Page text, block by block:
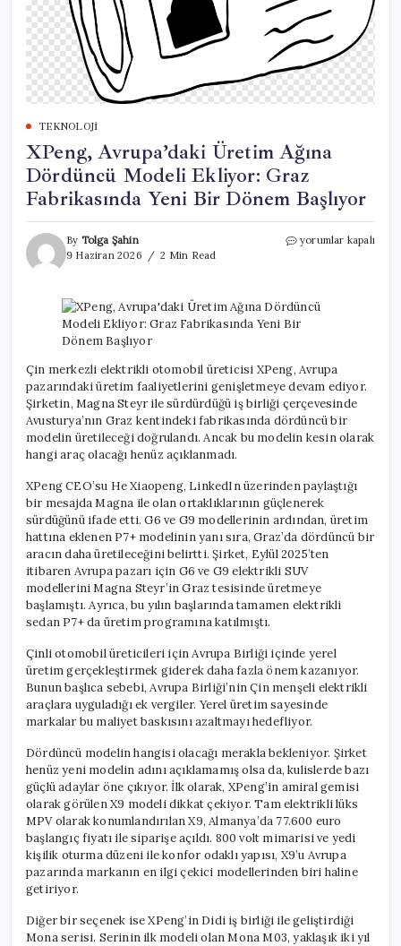
TEKNOLOJI
XPeng, Avrupa’daki Üretim Ağına
Dördüncü Modeli Ekliyor: Graz
Fabrikasında Yeni Bir Dönem Başlıyor
By Tolga Şahin
9 Haziran 2026
2 Min Read
XPeng,
Dördüncü
Yeni
Bir
Dönem
Başlıyor
için
yorumlar kapalı
Çin merkezli elektrikli otomobil üreticisi XPeng, Avrupa
pazarındaki üretim faaliyetlerini genişletmeye devam ediyor.
Şirketin, Magna Steyr ile sürdürdüğü iş birliği çerçevesinde
Avusturya’nın Graz kentindeki fabrikasında dördüncü bir
modelin üretileceği doğrulandı. Ancak bu modelin kesin olarak
hangi araç olacağı henüz açıklanmadı.
XPeng CEO’su He Xiaopeng, LinkedIn üzerinden paylaştığı
bir mesajda Magna ile olan ortaklıklarının güçlenerek
sürdüğünü ifade etti. G6 ve G9 modellerinin ardından, üretim
hattına eklenen P7+ modelinin yanı sıra, Graz’da dördüncü bir
aracın daha üretileceğini belirtti. Şirket, Eylül 2025’ten
itibaren Avrupa pazarı için G6 ve G9 elektrikli SUV
modellerini Magna Steyr’in Graz tesisinde üretmeye
başlamıştı. Ayrıca, bu yılın başlarında tamamen elektrikli
sedan P7+ da üretim programına katılmıştı.
Çinli otomobil üreticileri için Avrupa Birliği içinde yerel
üretim gerçekleştirmek giderek daha fazla önem kazanıyor.
Bunun başlıca sebebi, Avrupa Birliği’nin Çin menşeli elektrikli
araçlara uyguladığı ek vergiler. Yerel üretim sayesinde
markalar bu maliyet baskısını azaltmayı hedefliyor.
Dördüncü modelin hangisi olacağı merakla bekleniyor. Şirket
henüz yeni modelin adını açıklamamış olsa da, kulislerde bazı
güçlü adaylar öne çıkıyor. İlk olarak, XPeng’in amiral gemisi
olarak görülen X9 modeli dikkat çekiyor. Tam elektrikli lüks
MPV olarak konumlandırılan X9, Almanya’da 77.600 euro
başlangıç fiyatı ile siparişe açıldı. 800 volt mimarisi ve yedi
kişilik oturma düzeni ile konfor odaklı yapısı, X9’u Avrupa
pazarında markanın en ilgi çekici modellerinden biri haline
getiriyor.
Diğer bir seçenek ise XPeng’in Didi iş birliği ile geliştirdiği
Mona serisi. Serinin ilk modeli olan Mona M03, yaklaşık iki yıl